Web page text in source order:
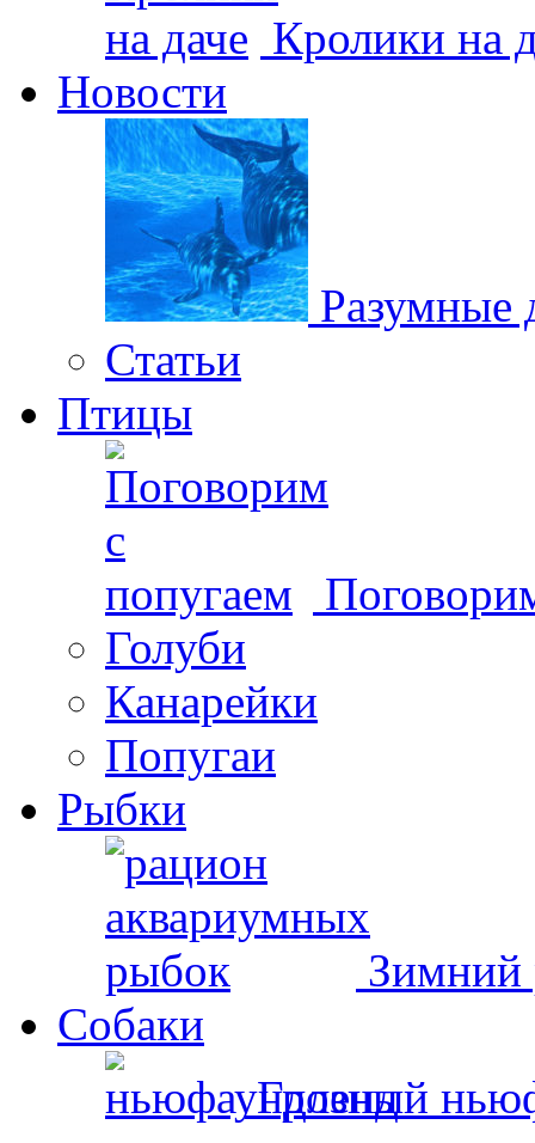
Кролики на
Новости
Разумные
Статьи
Птицы
Голуби
Канарейки
Попугаи
Рыбки
Зимний
Собаки
Грозный